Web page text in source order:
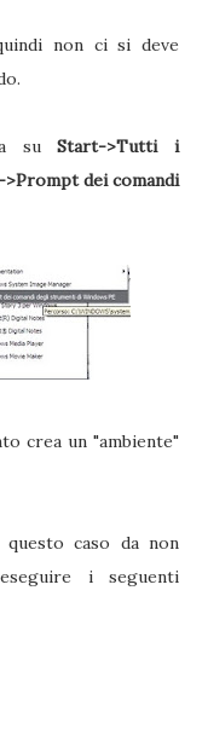
non ci si deve
suStart->Tutti i
dei comandi
crea un "ambiente"
caso da non
i seguenti